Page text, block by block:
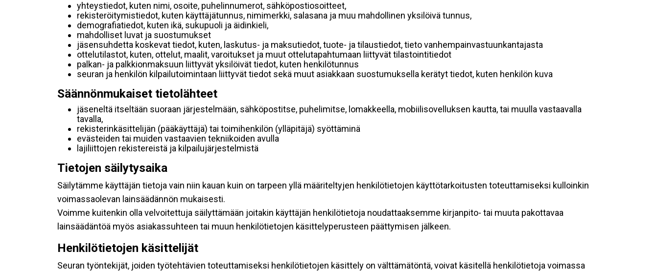
yhteystiedot, kuten nimi, osoite, puhelinnumerot, sähköpostiosoitteet,
rekisteröitymistiedot, kuten käyttäjätunnus, nimimerkki, salasana ja muu mahdollinen yksilöivä tunnus,
demografiatiedot, kuten ikä, sukupuoli ja äidinkieli,
mahdolliset luvat ja suostumukset
jäsensuhdetta koskevat tiedot, kuten, laskutus- ja maksutiedot, tuote- ja tilaustiedot, tieto vanhempainvastuunkantajasta
ottelutilastot, kuten, ottelut, maalit, varoitukset ja muut ottelutapahtumaan liittyvät tilastointitiedot
palkan- ja palkkionmaksuun liittyvät yksilöivät tiedot, kuten henkilötunnus
seuran ja henkilön kilpailutoimintaan liittyvät tiedot sekä muut asiakkaan suostumuksella kerätyt tiedot, kuten henkilön kuva
Säännönmukaiset tietolähteet
jäseneltä itseltään suoraan järjestelmään, sähköpostitse, puhelimitse, lomakkeella, mobiilisovelluksen kautta, tai muulla vastaavalla
tavalla,
rekisterinkäsittelijän (pääkäyttäjä) tai toimihenkilön (ylläpitäjä) syöttäminä
evästeiden tai muiden vastaavien tekniikoiden avulla
lajiliittojen rekistereistä ja kilpailujärjestelmistä
Tietojen säilytysaika
Säilytämme käyttäjän tietoja vain niin kauan kuin on tarpeen yllä määriteltyjen henkilötietojen käyttötarkoitusten toteuttamiseksi kulloinkin
voimassaolevan lainsäädännön mukaisesti.
Voimme kuitenkin olla velvoitettuja säilyttämään joitakin käyttäjän henkilötietoja noudattaaksemme kirjanpito- tai muuta pakottavaa
lainsäädäntöä myös asiakassuhteen tai muun henkilötietojen käsittelyperusteen päättymisen jälkeen.
Henkilötietojen käsittelijät
Seuran työntekijät, joiden työtehtävien toteuttamiseksi henkilötietojen käsittely on välttämätöntä, voivat käsitellä henkilötietoja voimassa